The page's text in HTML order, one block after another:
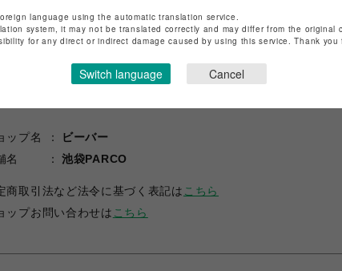
シェアする
ップ名
ビーバー
名
池袋PARCO
商取引法など法令に基づく表記は こちら
ップお問い合わせは こちら
language using the automatic translation service.
system, it may not be translated correctly and may differ from the
for any direct or indirect damage caused by using this service. Thank
Switch language Cancel